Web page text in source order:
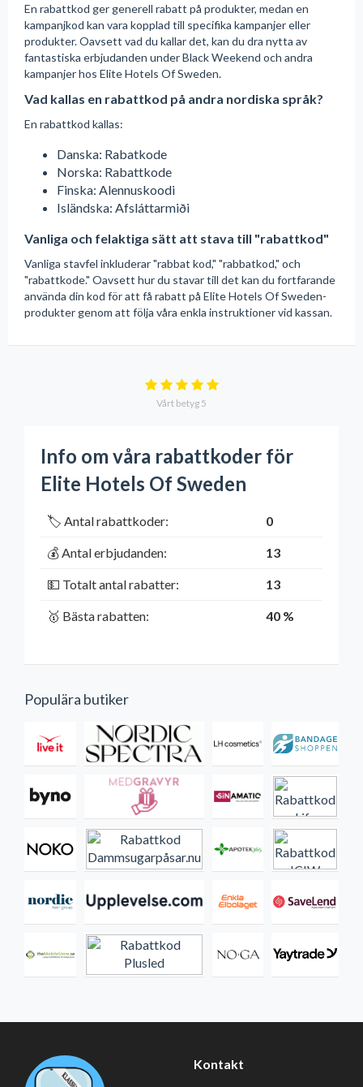
En rabattkod ger generell rabatt på produkter, medan en
kampanjkod kan vara kopplad till specifika kampanjer eller
produkter. Oavsett vad du kallar det, kan du dra nytta av
fantastiska erbjudanden under Black Weekend och andra
kampanjer hos Elite Hotels Of Sweden.
Vad kallas en rabattkod på andra nordiska språk?
En rabattkod kallas:
Danska: Rabatkode
Norska: Rabattkode
Finska: Alennuskoodi
Isländska: Afsláttarmiði
Vanliga och felaktiga sätt att stava till "rabattkod"
Vanliga stavfel inkluderar "rabbat kod," "rabbatkod," och
"rabattkode." Oavsett hur du stavar till det kan du fortfarande
använda din kod för att få rabatt på Elite Hotels Of Sweden-
produkter genom att följa våra enkla instruktioner vid kassan.
Vårt betyg 5
Info om våra rabattkoder för
Elite Hotels Of Sweden
🏷️ Antal rabattkoder: 0
💰 Antal erbjudanden: 13
💵 Totalt antal rabatter: 13
🥇 Bästa rabatten: 40 %
Populära butiker
Kontakt